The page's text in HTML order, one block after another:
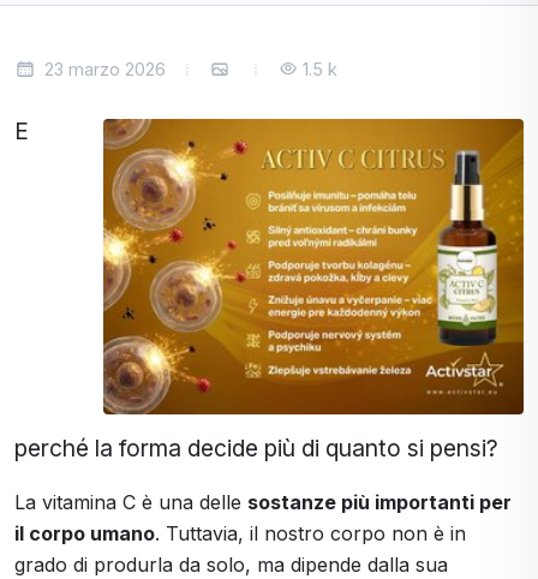
23 marzo 2026 1.5 k
E
perché la forma decide più di quanto si pensi?
La vitamina C è una delle sostanze più importanti per
il corpo umano. Tuttavia, il nostro corpo non è in
grado di produrla da solo, ma dipende dalla sua